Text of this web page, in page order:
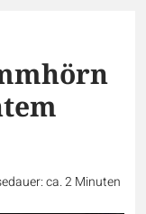
ca. 2 Minuten